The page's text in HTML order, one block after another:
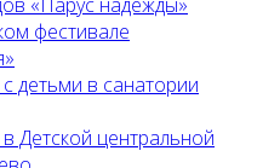
фестивале
детьми в санатории
Детской центральной